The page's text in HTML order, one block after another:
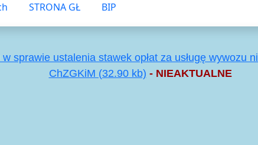
STRONA GŁ BIP
sprawie ustalenia stawek opłat za usługę wywozu
ChZGKiM (32.90 kb) - NIEAKTUALNE